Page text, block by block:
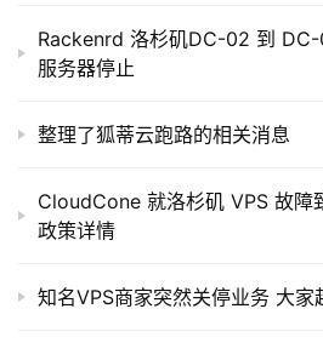
导
We attempted data
methods, including
intact filesystems; however,
Scope of Impact
Only VPS nodes in LA, USA
Rackenrd 洛杉矶DC-02 到 DC-
服务器停止
整理了狐蒂云跑路的相关消息
CloudCone 就洛杉矶 VPS 故障
政策详情
知名VPS商家突然关停业务 大家